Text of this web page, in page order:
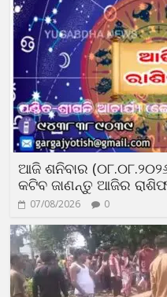
ଆଜି ଶନିବାର
କଟିବ ଜାଣନ୍ତୁ ଆଜିର
07/08/2026 0